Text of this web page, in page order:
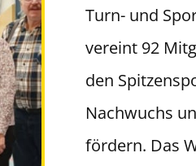
Turn- und
vereint 92
den
Nachwuchs
fördern. Das